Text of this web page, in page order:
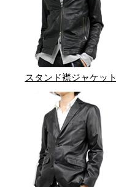
スタンド襟ジャケット